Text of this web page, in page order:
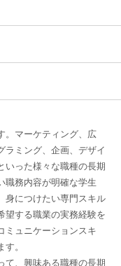
。マーケティング、広
ラミング、企画、デザイ
いった様々な職種の長期
職務内容が明確な学生
身につけたい専門スキル
望する職業の実務経験を
ミュニケーションスキ
。
て、興味ある職種の長期